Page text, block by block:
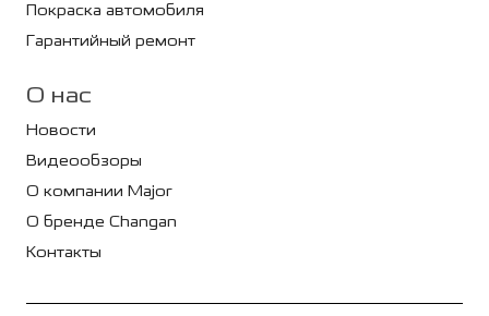
Покраска автомобиля
Гарантийный ремонт
О нас
Новости
Видеообзоры
О компании Major
О бренде Changan
Контакты